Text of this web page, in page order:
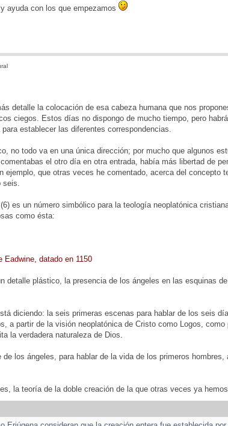
ayuda con los que empezamos
detalle la colocación de esa cabeza humana que nos
ciegos. Estos días no dispongo de mucho tiempo, pero
establecer las diferentes correspondencias.
no todo va en una única dirección; por mucho que algunos
el otro día en otra entrada, había más libertad de
ejemplo, que otras veces he comentado, acerca del concepto
seis.
es un número simbólico para la teología neoplatónica
como ésta:
Eadwine, datado en 1150
detalle plástico, la presencia de los ángeles en las esquinas
diciendo: la seis primeras escenas para hablar de los seis
a partir de la visión neoplatónica de Cristo como Logos,
la verdadera naturaleza de Dios.
los ángeles, para hablar de la vida de los primeros
la teoría de la doble creación de la que otras veces ya